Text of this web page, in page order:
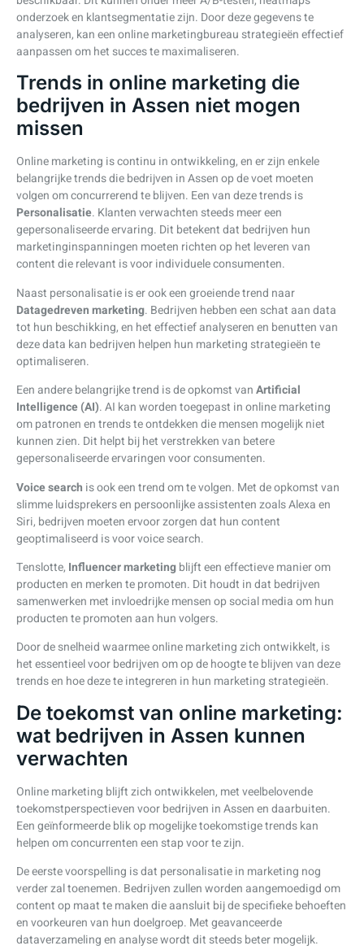
onderzoek en klantsegmentatie zijn. Door deze gegevens te
analyseren, kan een online marketingbureau strategieën effectief
aanpassen om het succes te maximaliseren.
Trends in online marketing die
bedrijven in Assen niet mogen
missen
Online marketing is continu in ontwikkeling, en er zijn enkele
belangrijke trends die bedrijven in Assen op de voet moeten
volgen om concurrerend te blijven. Een van deze trends is
Personalisatie. Klanten verwachten steeds meer een
gepersonaliseerde ervaring. Dit betekent dat bedrijven hun
marketinginspanningen moeten richten op het leveren van
content die relevant is voor individuele consumenten.
Naast personalisatie is er ook een groeiende trend naar
Datagedreven marketing. Bedrijven hebben een schat aan data
tot hun beschikking, en het effectief analyseren en benutten van
deze data kan bedrijven helpen hun marketing strategieën te
optimaliseren.
Een andere belangrijke trend is de opkomst vanArtificial
Intelligence (AI). AI kan worden toegepast in online marketing
om patronen en trends te ontdekken die mensen mogelijk niet
kunnen zien. Dit helpt bij het verstrekken van betere
gepersonaliseerde ervaringen voor consumenten.
Voice search is ook een trend om te volgen. Met de opkomst van
slimme luidsprekers en persoonlijke assistenten zoals Alexa en
Siri, bedrijven moeten ervoor zorgen dat hun content
geoptimaliseerd is voor voice search.
Tenslotte, Influencer marketingblijft een effectieve manier om
producten en merken te promoten. Dit houdt in dat bedrijven
samenwerken met invloedrijke mensen op social media om hun
producten te promoten aan hun volgers.
Door de snelheid waarmee online marketing zich ontwikkelt, is
het essentieel voor bedrijven om op de hoogte te blijven van deze
trends en hoe deze te integreren in hun marketing strategieën.
De toekomst van online marketing:
wat bedrijven in Assen kunnen
verwachten
Online marketing blijft zich ontwikkelen, met veelbelovende
toekomstperspectieven voor bedrijven in Assen en daarbuiten.
Een geïnformeerde blik op mogelijke toekomstige trends kan
helpen om concurrenten een stap voor te zijn.
De eerste voorspelling is dat personalisatie in marketing nog
verder zal toenemen. Bedrijven zullen worden aangemoedigd om
content op maat te maken die aansluit bij de specifieke behoeften
en voorkeuren van hun doelgroep. Met geavanceerde
dataverzameling en analyse wordt dit steeds beter mogelijk.